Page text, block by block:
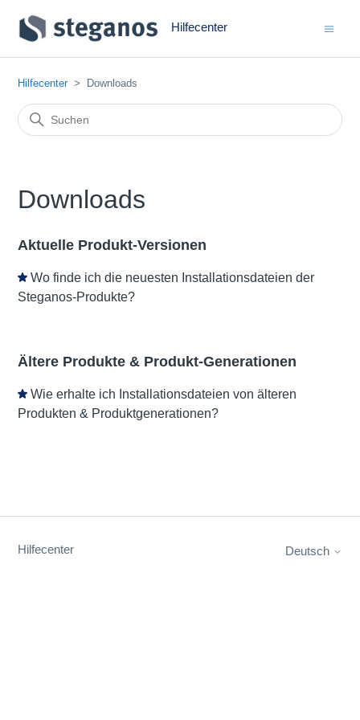
Hilfecenter
Hilfecenter Downloads
Downloads
Aktuelle Produkt-Versionen
Wo finde ich die neuesten Installationsdateien der
Steganos-Produkte?
Ältere Produkte & Produkt-Generationen
Wie erhalte ich Installationsdateien von älteren
Produkten & Produktgenerationen?
Hilfecenter Deutsch